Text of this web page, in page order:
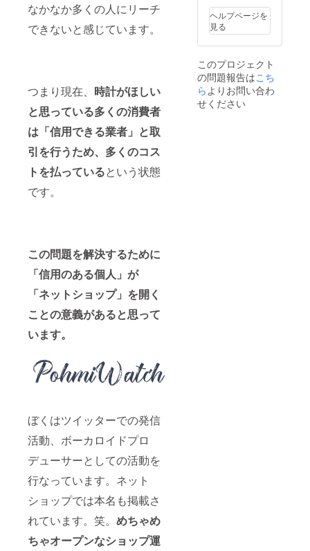
なかなか多くの人にリーチ
できないと感じています。
つまり現在、 時計がほしい
と思っている多くの消費者
は 「信用できる業者」と取
引を行うため、多くのコス
トを払っているという状態
です。
この問題を解決するために
「信用のある個人」が
「ネットショップ」を開く
ことの意義があると思って
います。
ぼくはツイッターでの発信
活動、ボーカロイドプロ
デューサーとしての活動を
行なっています。ネット
ショップでは本名も掲載さ
れています。笑。 めちゃめ
ちゃオープンなショップ運
ヘルプページを
見る
このプロジェクト
の問題報告はこち
らよりお問い合わ
せください